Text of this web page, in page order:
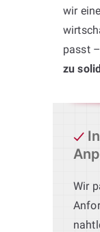
wir
passt
zu
Wir